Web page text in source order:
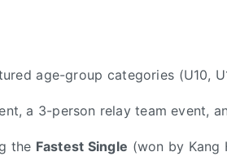
age-group categories (U10,
a 3-person relay team event,
the Fastest Single (won by Kang